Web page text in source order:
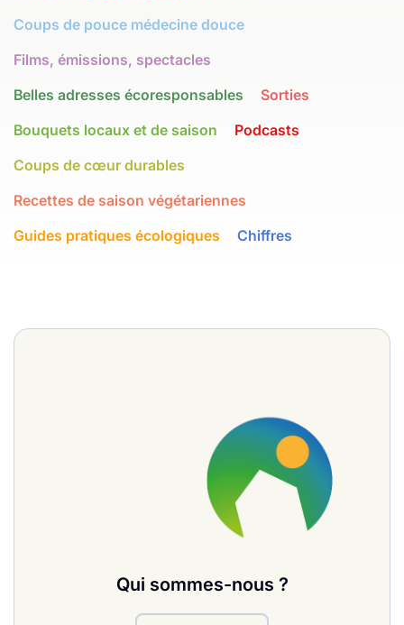
Coups de pouce médecine douce
Films, émissions, spectacles
Belles adresses écoresponsables
Sorties
Bouquets locaux et de saison
Podcasts
Coups de cœur durables
Recettes de saison végétariennes
Guides pratiques écologiques
Chiffres
Qui sommes-nous ?